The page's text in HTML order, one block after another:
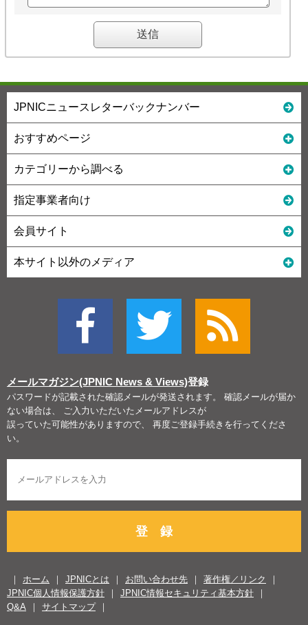
JPNICニュースレターバックナンバー
おすすめページ
カテゴリーから調べる
指定事業者向け
会員サイト
本サイト以外のメディア
メールマガジン(JPNIC News & Views)登録
パスワードが記載された確認メールが発送されます。 確認メールが届か
ない場合は、 ご入力いただいたメールアドレスが
誤っていた可能性がありますので、 再度ご登録手続きを行ってくださ
い。
登 録
ホーム JPNICとは お問い合わせ先
著作権／リンク
JPNIC個人情報保護方針
JPNIC情報セキュリティ基本方針
Q&A
サイトマップ